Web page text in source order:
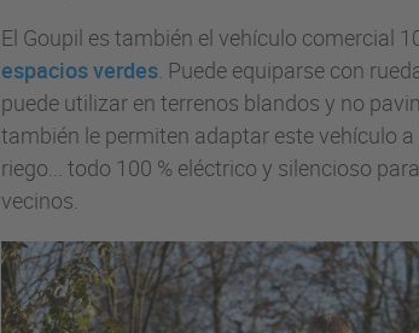
El Goupil es también el vehículo comercial
espacios verdes. Puede equiparse con
puede utilizar en terrenos blandos y no
también le permiten adaptar este vehículo
riego... todo 100 % eléctrico y silencioso
vecinos.